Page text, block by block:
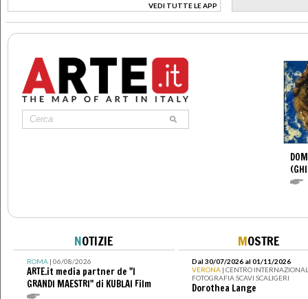
VEDI TUTTE LE APP
>
NOTIZIE
ROMA| 06/08/2026
ARTE.it media partner de "I
GRANDI MAESTRI" di KUBLAI Film
MOSTRE
Dal 30/07/2026 al 01/11/2026
VERONA | CENTRO
FOTOGRAFIA SCAVI SCALIGERI
Dorothea Lange